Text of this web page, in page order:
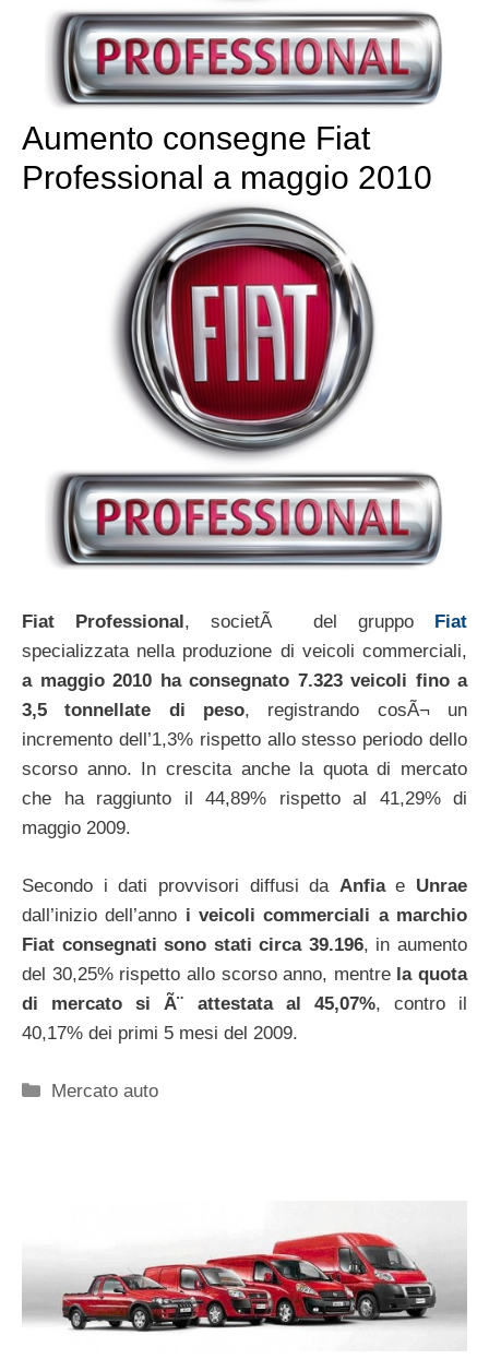
Aumento consegne Fiat
Professional a maggio 2010
Fiat Professional, societÃ del gruppo Fiat
specializzata nella produzione di veicoli commerciali,
a maggio 2010 ha consegnato 7.323 veicoli fino a
3,5 tonnellate di peso, registrando cosÃ¬ un
incremento dell’1,3% rispetto allo stesso periodo dello
scorso anno. In crescita anche la quota di mercato
che ha raggiunto il 44,89% rispetto al 41,29% di
maggio 2009.
Secondo i dati provvisori diffusi da Anfiae Unrae
dall’inizio dell’anno i veicoli commerciali a marchio
Fiat consegnati sono stati circa 39.196, in aumento
del 30,25% rispetto allo scorso anno, mentre la quota
di mercato si Ã¨ attestata al 45,07%, contro il
40,17% dei primi 5 mesi del 2009.
Categorie
Mercato auto